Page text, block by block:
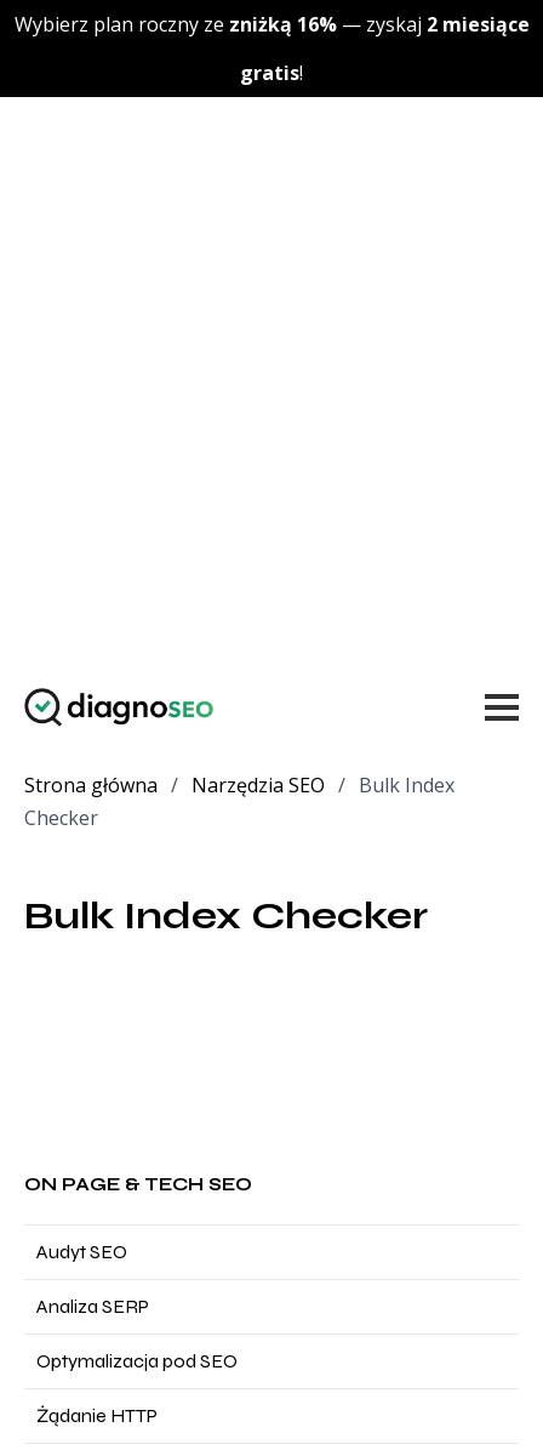
Skip to content
Wybierz plan roczny ze zniżką 16%— zyskaj 2 miesiące
gratis!
Strona główna / Narzędzia SEO / Bulk Index
Checker
Bulk Index Checker
ON PAGE & TECH SEO
Audyt SEO
Analiza SERP
Optymalizacja pod SEO
Żądanie HTTP